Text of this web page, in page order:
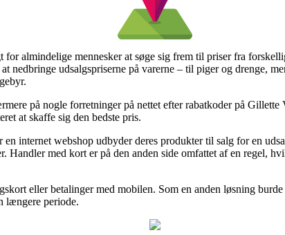
for almindelige mennesker at søge sig frem til priser fra
nedbringe udsalgspriserne på varerne – til piger og drenge,
på nogle forretninger på nettet efter rabatkoder på Gillette
at skaffe sig den bedste pris.
internet webshop udbyder deres produkter til salg for en
Handler med kort er på den anden side omfattet af en regel,
eller betalinger med mobilen. Som en anden løsning
længere periode.